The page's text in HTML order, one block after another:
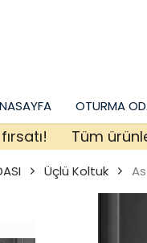
OTURMA
Tüm
Üçlü Koltuk